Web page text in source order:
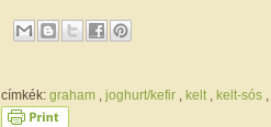
címkék: graham joghurt/kefir kelt kelt-sós